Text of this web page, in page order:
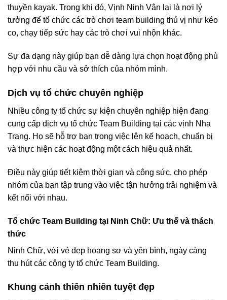
thuyền kayak. Trong khi đó, Vịnh Ninh Vân lại là nơi lý
tưởng để tổ chức các trò chơi team building thú vị như kéo
co, chạy tiếp sức hay các trò chơi vui nhộn khác.
Sự đa dạng này giúp bạn dễ dàng lựa chọn hoạt động phù
hợp với nhu cầu và sở thích của nhóm mình.
Dịch vụ tổ chức chuyên nghiệp
Nhiều công ty tổ chức sự kiện chuyên nghiệp hiện đang
cung cấp dịch vụ tổ chức Team Building tại các vịnh Nha
Trang. Họ sẽ hỗ trợ bạn trong việc lên kế hoạch, chuẩn bị
và thực hiện các hoạt động một cách hiệu quả nhất.
Điều này giúp tiết kiệm thời gian và công sức, cho phép
nhóm của bạn tập trung vào việc tận hưởng trải nghiệm và
kết nối với nhau.
Tổ chức Team Building tại Ninh Chữ: Ưu thế và thách
thức
Ninh Chữ, với vẻ đẹp hoang sơ và yên bình, ngày càng
thu hút các công ty tổ chức Team Building.
Khung cảnh thiên nhiên tuyệt đẹp